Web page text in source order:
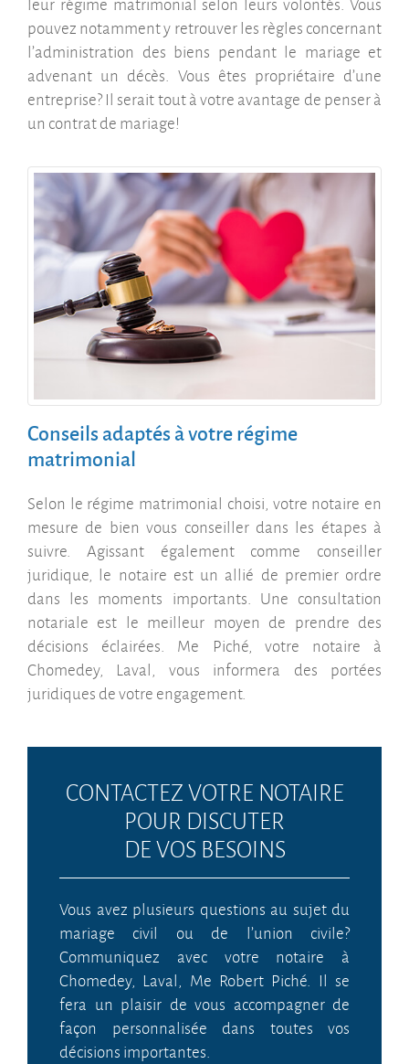
leur régime matrimonial selon leurs volontés. Vous
pouvez notamment y retrouver les règles concernant
l’administration des biens pendant le mariage et
advenant un décès. Vous êtes propriétaire d’une
entreprise? Il serait tout à votre avantage de penser à
un contrat de mariage!
Conseils adaptés à votre régime
matrimonial
Selon le régime matrimonial choisi, votre notaire en
mesure de bien vous conseiller dans les étapes à
suivre. Agissant également comme conseiller
juridique, le notaire est un allié de premier ordre
dans les moments importants. Une consultation
notariale est le meilleur moyen de prendre des
décisions éclairées. Me Piché, votre notaire à
Chomedey, Laval, vous informera des portées
juridiques de votre engagement.
CONTACTEZ VOTRE NOTAIRE
POUR DISCUTER
DE VOS BESOINS
Vous avez plusieurs questions au sujet du
mariage civil ou de l’union civile?
Communiquez avec votre notaire à
Chomedey, Laval, Me Robert Piché. Il se
fera un plaisir de vous accompagner de
façon personnalisée dans toutes vos
décisions importantes.